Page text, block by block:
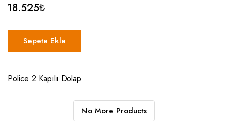
18.525₺
Sepete Ekle
Police 2 Kapılı Dolap
No More Products